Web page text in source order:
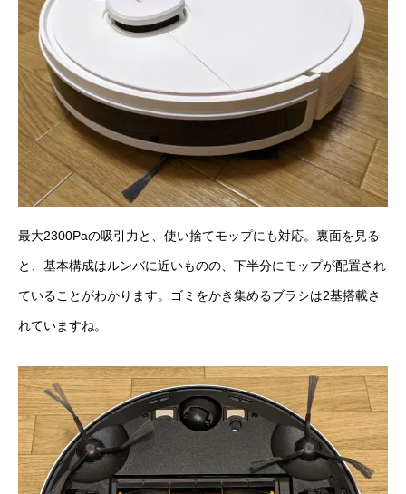
最大2300Paの吸引力と、使い捨てモップにも対応。裏面を見る
と、基本構成はルンバに近いものの、下半分にモップが配置され
ていることがわかります。ゴミをかき集めるブラシは2基搭載さ
れていますね。